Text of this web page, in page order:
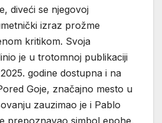
diveći se njegovoj
izraz prožme
kritikom. Svoja
je u trotomnoj publikaciji
godine dostupna i na
Goje, značajno mesto u
zauzimao je i Pablo
prepoznavao simbol epohe,